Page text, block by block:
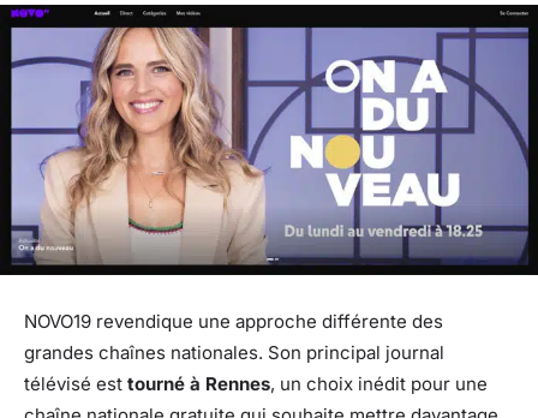
NOVO19 revendique une approche différente des
grandes chaînes nationales. Son principal journal
télévisé est tourné à Rennes, un choix inédit pour une